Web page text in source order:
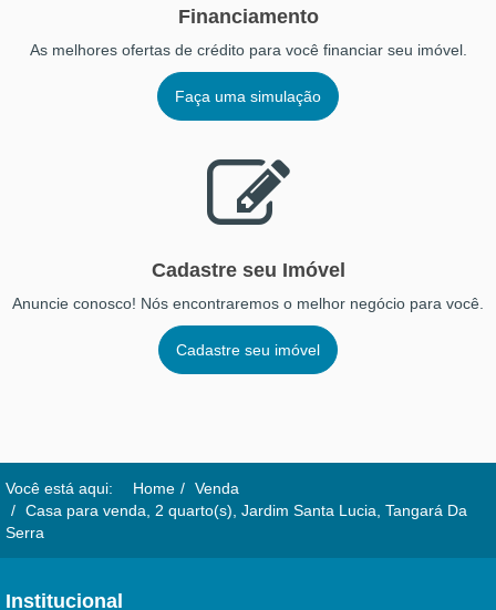
Financiamento
As melhores ofertas de crédito para você financiar seu imóvel.
Faça uma simulação
Cadastre seu Imóvel
Anuncie conosco! Nós encontraremos o melhor negócio para você.
Cadastre seu imóvel
Você está aqui: Home
Venda
Casa para venda, 2 quarto(s), Jardim Santa Lucia, Tangará Da
Serra
Institucional